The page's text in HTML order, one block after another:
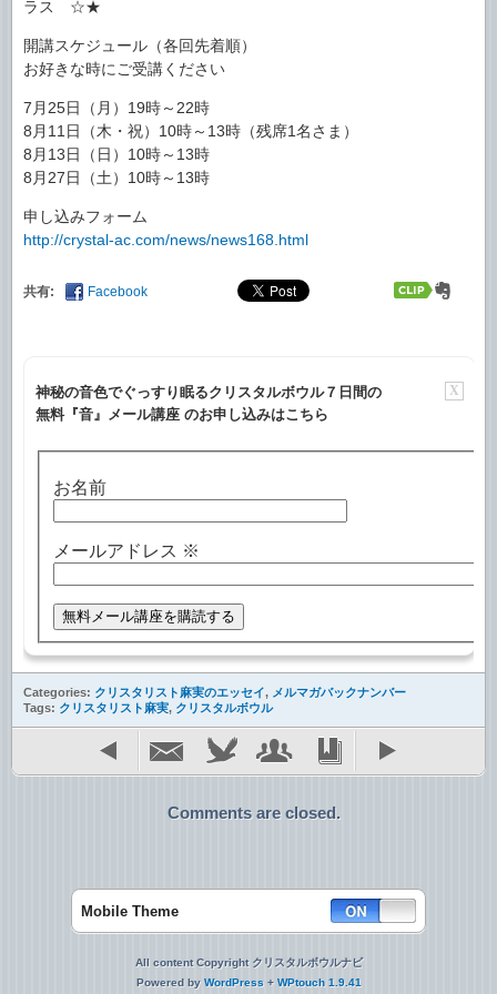
ラス ☆★
開講スケジュール（各回先着順）
お好きな時にご受講ください
7月25日（月）19時～22時
8月11日（木・祝）10時～13時（残席1名さま）
8月13日（日）10時～13時
8月27日（土）10時～13時
申し込みフォーム
http://crystal-ac.com/news/news168.html
共有: Facebook
X
神秘の音色でぐっすり眠るクリスタルボウル７日間の
無料『音』メール講座 のお申し込みはこちら
お名前
メールアドレス ※
Categories: クリスタリスト麻実のエッセイ, メルマガバックナンバー
Tags: クリスタリスト麻実, クリスタルボウル
Comments are closed.
Mobile Theme
All content Copyright クリスタルボウルナビ
Powered by WordPress + WPtouch 1.9.41